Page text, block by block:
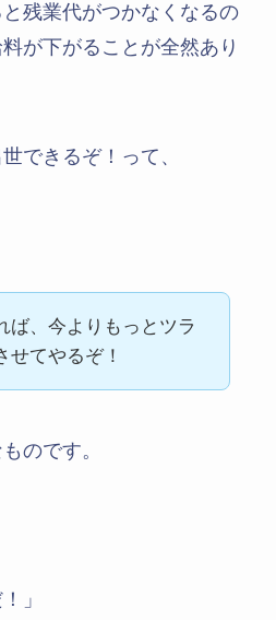
残業代がつかなくなるの
が下がることが全然あり
できるぞ！って、
ば、今よりもっとツラ
せてやるぞ！
のです。
」